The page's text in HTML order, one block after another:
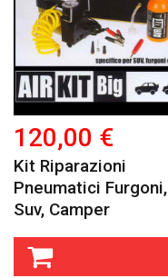
120,00 €
Kit Riparazioni
Pneumatici Furgoni,
Suv, Camper